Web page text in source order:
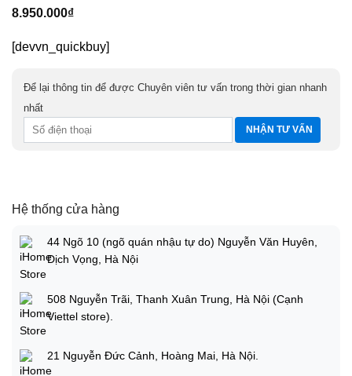
8.950.000₫
[devvn_quickbuy]
Để lại thông tin để được Chuyên viên tư vấn trong thời gian nhanh
nhất
Hệ thống cửa hàng
44 Ngõ 10 (ngõ quán nhậu tự do) Nguyễn Văn Huyên,
Dịch Vọng, Hà Nội
508 Nguyễn Trãi, Thanh Xuân Trung, Hà Nội (Cạnh
Viettel store).
21 Nguyễn Đức Cảnh, Hoàng Mai, Hà Nội.